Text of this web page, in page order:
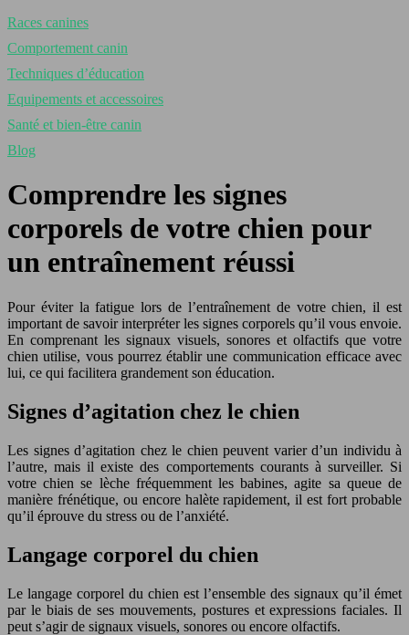
Races canines
Comportement canin
Techniques d’éducation
Equipements et accessoires
Santé et bien-être canin
Blog
Comprendre les signes
corporels de votre chien pour
un entraînement réussi
Pour éviter la fatigue lors de l’entraînement de votre chien, il est
important de savoir interpréter les signes corporels qu’il vous envoie.
En comprenant les signaux visuels, sonores et olfactifs que votre
chien utilise, vous pourrez établir une communication efficace avec
lui, ce qui facilitera grandement son éducation.
Signes d’agitation chez le chien
Les signes d’agitation chez le chien peuvent varier d’un individu à
l’autre, mais il existe des comportements courants à surveiller. Si
votre chien se lèche fréquemment les babines, agite sa queue de
manière frénétique, ou encore halète rapidement, il est fort probable
qu’il éprouve du stress ou de l’anxiété.
Langage corporel du chien
Le langage corporel du chien est l’ensemble des signaux qu’il émet
par le biais de ses mouvements, postures et expressions faciales. Il
peut s’agir de signaux visuels, sonores ou encore olfactifs.